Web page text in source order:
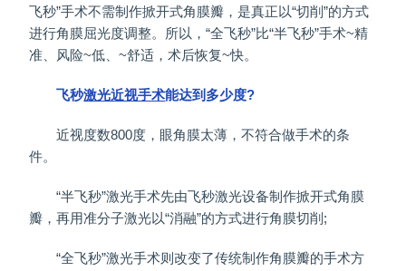
飞秒”手术不需制作掀开式角膜瓣，是真正以“切削”的方式
进行角膜屈光度调整。所以，“全飞秒”比“半飞秒”手术~精
准、风险~低、~舒适，术后恢复~快。
飞秒激光近视手术能达到多少度?
近视度数800度，眼角膜太薄，不符合做手术的条
件。
“半飞秒”激光手术先由飞秒激光设备制作掀开式角膜
瓣，再用准分子激光以“消融”的方式进行角膜切削;
“全飞秒”激光手术则改变了传统制作角膜瓣的手术方